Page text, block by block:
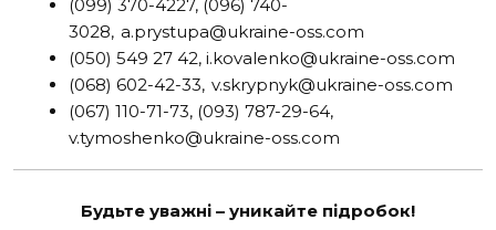
(099) 370-4227, (096) 740-
3028, a.prystupa@ukraine-oss.com
(050) 549 27 42, i.kovalenko@ukraine-oss.com
(068) 602-42-33, v.skrypnyk@ukraine-oss.com
(067) 110-71-73, (093) 787-29-64,
v.tymoshenko@ukraine-oss.com
Будьте уважні – уникайте підробок!